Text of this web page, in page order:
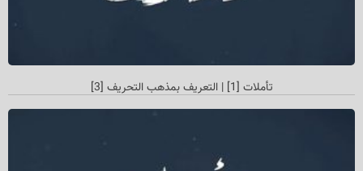
تأملات [1] | التعريف بمذهب التحريف [3]